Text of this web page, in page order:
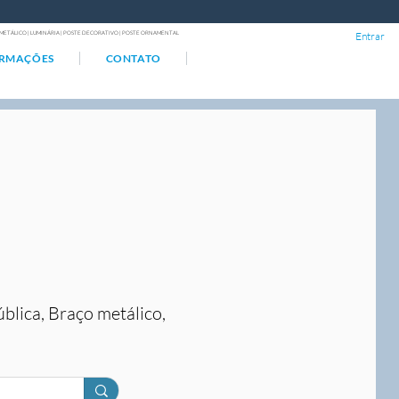
| LUMINÁRIA | POSTE DECORATIVO | POSTE ORNAMENTAL
CONTATO
Entrar
Braço metálico,